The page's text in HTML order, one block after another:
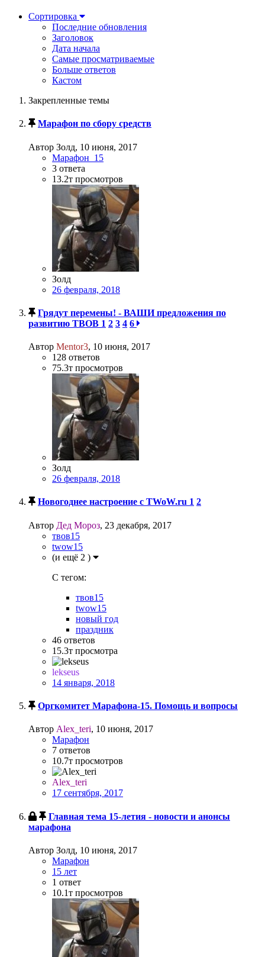
Сортировка
Последние обновления
Заголовок
Дата начала
Самые просматриваемые
Больше ответов
Кастом
Закрепленные темы
Марафон по сбору средств
Автор Золд, 10 июня, 2017
Марафон_15
3 ответа
13.2т просмотров
Золд
26 февраля, 2018
Грядут перемены! - ВАШИ предложения по
развитию ТВОВ 1 2 3 4 6
Автор Mentor3, 10 июня, 2017
128 ответов
75.3т просмотров
Золд
26 февраля, 2018
Новогоднее настроение с TWoW.ru 1 2
Автор Дед Мороз, 23 декабря, 2017
твов15
twow15
(и ещё 2 )
C тегом:
твов15
twow15
новый год
праздник
46 ответов
15.3т просмотра
lekseus
14 января, 2018
Оргкомитет Марафона-15. Помощь и вопросы
Автор Alex_teri, 10 июня, 2017
Марафон
7 ответов
10.7т просмотров
Alex_teri
17 сентября, 2017
Главная тема 15-летия - новости и анонсы
марафона
Автор Золд, 10 июня, 2017
Марафон
15 лет
1 ответ
10.1т просмотров